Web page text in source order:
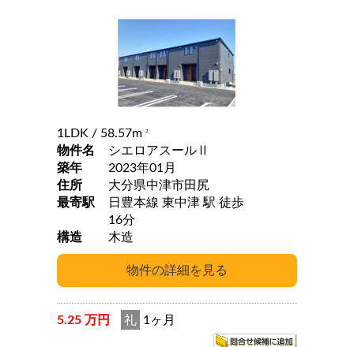
1LDK / 58.57m 2
物件名
シエロアスールⅡ
築年
2023年01月
住所
大分県中津市田尻
最寄駅
日豊本線 東中津 駅 徒歩
16分
構造
木造
5.25 万円 礼 1ヶ月